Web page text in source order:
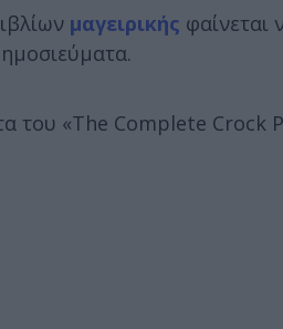
μαγειρικής φαίνεται
του «The Complete Crock